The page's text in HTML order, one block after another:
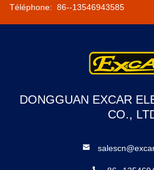
Téléphone: 86--13546943585
DONGGUAN EXCAR
CO.,